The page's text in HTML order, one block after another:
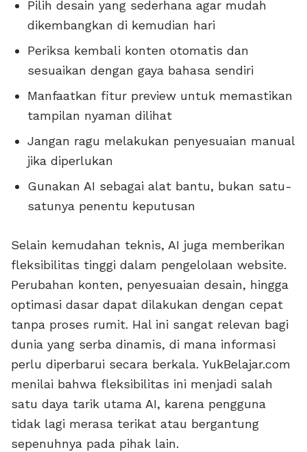
Pilih desain yang sederhana agar mudah
dikembangkan di kemudian hari
Periksa kembali konten otomatis dan
sesuaikan dengan gaya bahasa sendiri
Manfaatkan fitur preview untuk memastikan
tampilan nyaman dilihat
Jangan ragu melakukan penyesuaian manual
jika diperlukan
Gunakan AI sebagai alat bantu, bukan satu-
satunya penentu keputusan
Selain kemudahan teknis, AI juga memberikan
fleksibilitas tinggi dalam pengelolaan website.
Perubahan konten, penyesuaian desain, hingga
optimasi dasar dapat dilakukan dengan cepat
tanpa proses rumit. Hal ini sangat relevan bagi
dunia yang serba dinamis, di mana informasi
perlu diperbarui secara berkala. YukBelajar.com
menilai bahwa fleksibilitas ini menjadi salah
satu daya tarik utama AI, karena pengguna
tidak lagi merasa terikat atau bergantung
sepenuhnya pada pihak lain.